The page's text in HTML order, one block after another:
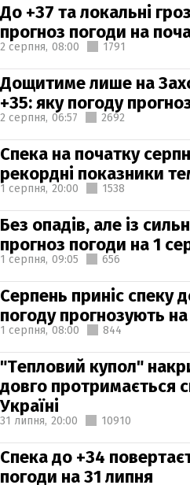
До +37 та локальні
прогноз погоди на
2 серпня, 08:00 1791
Дощитиме лише на
+35: яку погоду
2 серпня, 06:57 2692
Спека на початку
рекордні показники
1 серпня, 20:00 1538
Без опадів, але із
прогноз погоди на 1
1 серпня, 09:05 656
Серпень приніс спеку
погоду прогнозують на
1 серпня, 08:00 844
"Тепловий купол"
довго протримається
Україні
31 липня, 20:00 10910
Спека до +34
погоди на 31 липня